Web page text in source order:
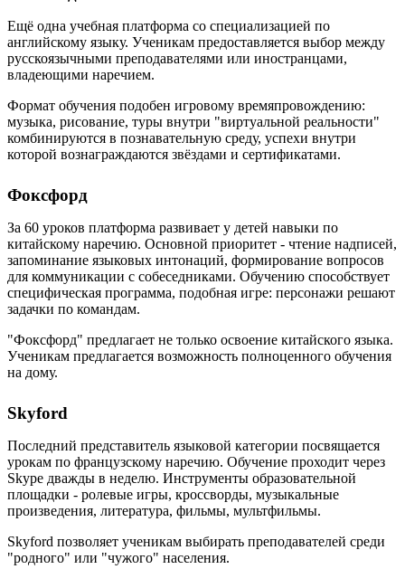
Ещё одна учебная платформа со специализацией по
английскому языку. Ученикам предоставляется выбор между
русскоязычными преподавателями или иностранцами,
владеющими наречием.
Формат обучения подобен игровому времяпровождению:
музыка, рисование, туры внутри "виртуальной реальности"
комбинируются в познавательную среду, успехи внутри
которой вознаграждаются звёздами и сертификатами.
Фоксфорд
За 60 уроков платформа развивает у детей навыки по
китайскому наречию. Основной приоритет - чтение надписей,
запоминание языковых интонаций, формирование вопросов
для коммуникации с собеседниками. Обучению способствует
специфическая программа, подобная игре: персонажи решают
задачки по командам.
"Фоксфорд" предлагает не только освоение китайского языка.
Ученикам предлагается возможность полноценного обучения
на дому.
Skyford
Последний представитель языковой категории посвящается
урокам по французскому наречию. Обучение проходит через
Skype дважды в неделю. Инструменты образовательной
площадки - ролевые игры, кроссворды, музыкальные
произведения, литература, фильмы, мультфильмы.
Skyford позволяет ученикам выбирать преподавателей среди
"родного" или "чужого" населения.